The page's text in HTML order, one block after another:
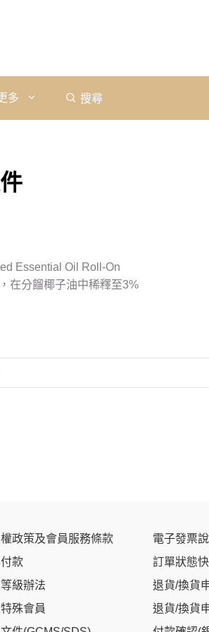
多 搜尋
Essential Oil Roll-On
在分餾椰子油中稀釋至3%
權政策及會員服務條款
款
級辦法
殊會員
電子發票
訂單狀態
退貨/換貨
退貨/換貨